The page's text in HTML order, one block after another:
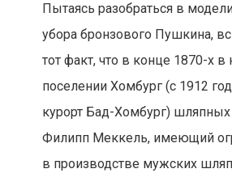
Пытаясь разобраться в
убора бронзового Пушкина,
тот факт, что в конце 1870-х
поселении Хомбург (с 1912
курорт Бад-Хомбург) шляпных
Филипп Меккель, имеющий
в производстве мужских